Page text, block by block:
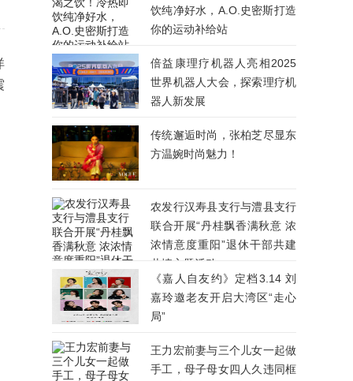
饮纯净好水，A.O.史密斯打造
你的运动补给站
倍益康理疗机器人亮相2025
世界机器人大会，探索理疗机
器人新发展
传统邂逅时尚，张柏芝尽显东
方温婉时尚魅力！
农发行汉寿县支行与澧县支行
联合开展“丹桂飘香满秋意 浓
浓情意度重阳”退休干部共建
共情主题活动
《嘉人自友约》定档3.14 刘
嘉玲邀老友开启大湾区“走心
局”
王力宏前妻与三个儿女一起做
手工，母子母女四人久违同框